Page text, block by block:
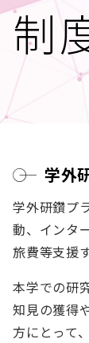
制
学外
学外研鑽プ
動、インタ
旅費等支援
本学での研
知見の獲得
方にとって